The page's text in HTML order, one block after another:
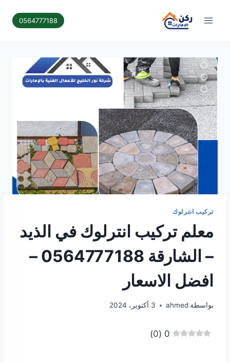
0564777188
تركيب انترلوك
معلم تركيب انترلوك في الذيد
– الشارقة 0564777188 –
افضل الاسعار
بواسطة ahmed 3 أكتوبر، 2024
0
(
0
)